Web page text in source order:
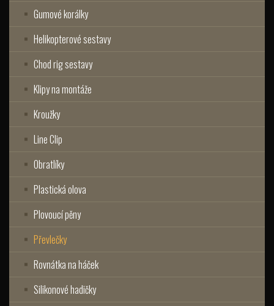
Gumové korálky
Helikopterové sestavy
Chod rig sestavy
Klipy na montáže
Kroužky
Line Clip
Obratlíky
Plastická olova
Plovoucí pěny
Převlečky
Rovnátka na háček
Silikonové hadičky